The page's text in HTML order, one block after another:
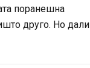
поранешна
друго. Но дали